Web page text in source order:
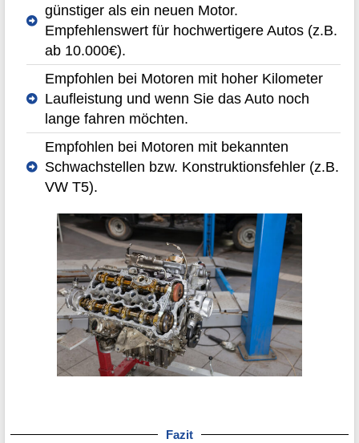
günstiger als ein neuen Motor.
Empfehlenswert für hochwertigere Autos (z.B.
ab 10.000€).
Empfohlen bei Motoren mit hoher Kilometer
Laufleistung und wenn Sie das Auto noch
lange fahren möchten.
Empfohlen bei Motoren mit bekannten
Schwachstellen bzw. Konstruktionsfehler (z.B.
VW T5).
Fazit